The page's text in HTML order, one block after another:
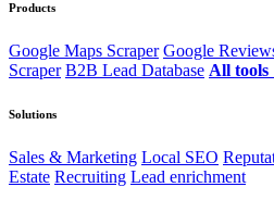
Products
Google Maps Scraper Google
Scraper B2B Lead Database All
Solutions
Sales & Marketing Local SEO
Estate Recruiting Lead enrichment